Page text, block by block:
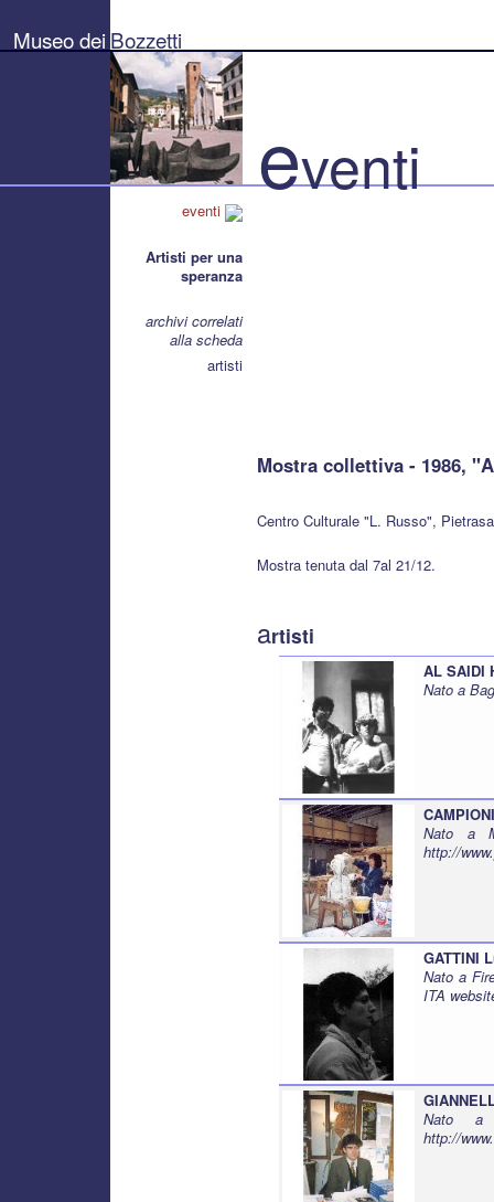
Bozzetti
"Pierluigi
Museo dei Bozzetti
eventi
Artisti per una
speranza
archivi correlati
alla scheda
artisti
eventi
Mostra collettiva - 1986,
Centro Culturale "L. Russo",
Mostra tenuta dal 7al 21/12.
artisti
AL SAIDI
Nato a
Nato a
http://
GATTINI
Nato a
ITA
Nato a
http://